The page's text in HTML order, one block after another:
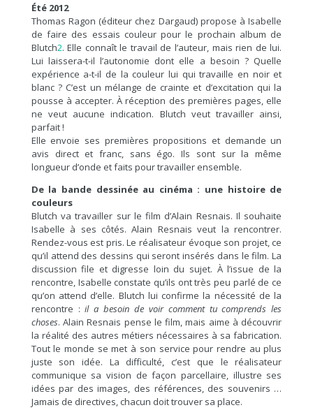
Été 2012
Thomas Ragon (éditeur chez Dargaud) propose à Isabelle
de faire des essais couleur pour le prochain album de
Blutch2. Elle connaît le travail de l’auteur, mais rien de lui.
Lui laissera-t-il l’autonomie dont elle a besoin ? Quelle
expérience a-t-il de la couleur lui qui travaille en noir et
blanc ? C’est un mélange de crainte et d’excitation qui la
pousse à accepter. À réception des premières pages, elle
ne veut aucune indication. Blutch veut travailler ainsi,
parfait !
Elle envoie ses premières propositions et demande un
avis direct et franc, sans égo. Ils sont sur la même
longueur d’onde et faits pour travailler ensemble.
De la bande dessinée au cinéma : une histoire de
couleurs
Blutch va travailler sur le film d’Alain Resnais. Il souhaite
Isabelle à ses côtés. Alain Resnais veut la rencontrer.
Rendez-vous est pris. Le réalisateur évoque son projet, ce
qu’il attend des dessins qui seront insérés dans le film. La
discussion file et digresse loin du sujet. À l’issue de la
rencontre, Isabelle constate qu’ils ont très peu parlé de ce
qu’on attend d’elle. Blutch lui confirme la nécessité de la
rencontre :il a besoin de voir comment tu comprends les
choses. Alain Resnais pense le film, mais aime à découvrir
la réalité des autres métiers nécessaires à sa fabrication.
Tout le monde se met à son service pour rendre au plus
juste son idée. La difficulté, c’est que le réalisateur
communique sa vision de façon parcellaire, illustre ses
idées par des images, des références, des souvenirs …
Jamais de directives, chacun doit trouver sa place.